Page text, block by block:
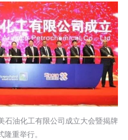
石油化工有限公司成立大会暨揭牌
隆重举行。